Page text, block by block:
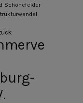
Schönefelder